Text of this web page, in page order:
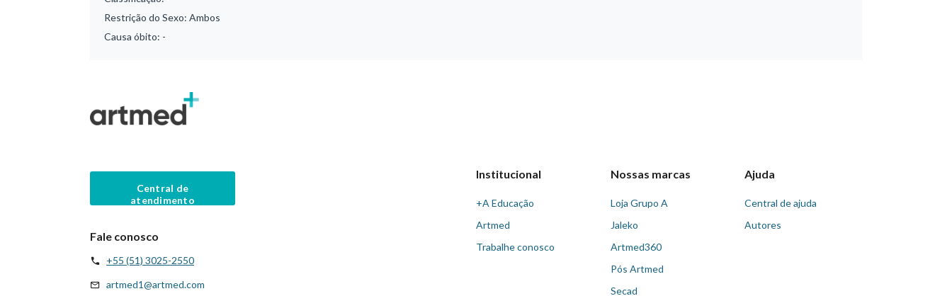
Restrição do Sexo: Ambos
Causa óbito: -
Central de
atendimento
Fale conosco
+55 (51) 3025-2550
artmed1@artmed.com
Institucional
+A Educação
Artmed
Trabalhe conosco
Nossas marcas
Loja Grupo A
Jaleko
Artmed360
Pós Artmed
Secad
Ajuda
Central de ajuda
Autores